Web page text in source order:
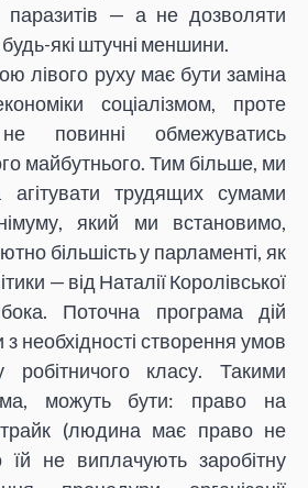
паразитів — а не дозволяти
які штучні меншини.
лівого руху має бути заміна
соціалізмом, проте
повинні обмежуватись
майбутнього. Тим більше, ми
трудящих сумами
який ми встановимо,
більшість у парламенті, як
— від Наталії Королівської
Поточна програма дій
необхідності створення умов
робітничого класу. Такими
можуть бути: право на
(людина має право не
не виплачують заробітну